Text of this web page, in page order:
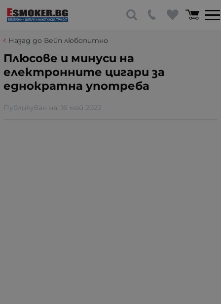
Назад до Вейп любопитно
Плюсове и минуси на
електронните цигари за
еднократна употреба
Публикуван на: 16 май 2022